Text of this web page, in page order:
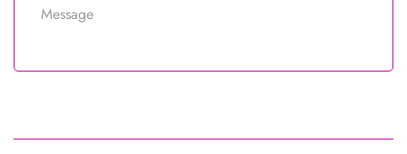
Message
Référence du bien*